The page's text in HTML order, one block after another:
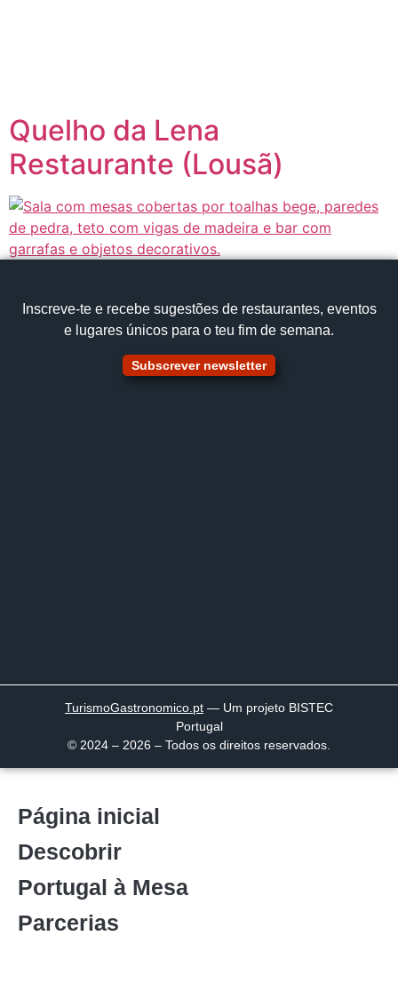
Quelho da Lena
Restaurante (Lousã)
Inscreve‑te e recebe sugestões de restaurantes, eventos
e lugares únicos para o teu fim de semana.
Subscrever newsletter
TurismoGastronomico .pt — Um projeto BISTEC
Portugal
© 2024 – 2026 – Todos os direitos reservados.
Página inicial
Descobrir
Portugal à Mesa
Parcerias